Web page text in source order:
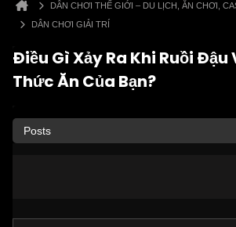
DÂN CHƠI THẾ GIỚI – DU LỊCH, ĂN CHƠI,
DÂN CHƠI GIẢI TRÍ
Điều Gì Xảy Ra Khi Ruồi Đậu
Thức Ăn Của Bạn?